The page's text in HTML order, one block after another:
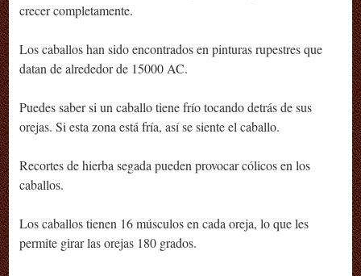
crecer completamente.
Los caballos han sido encontrados en pinturas rupestres que
datan de alrededor de 15000 AC.
Puedes saber si un caballo tiene frío tocando detrás de sus
orejas. Si esta zona está fría, así se siente el caballo.
Recortes de hierba segada pueden provocar cólicos en los
caballos.
Los caballos tienen 16 músculos en cada oreja, lo que les
permite girar las orejas 180 grados.